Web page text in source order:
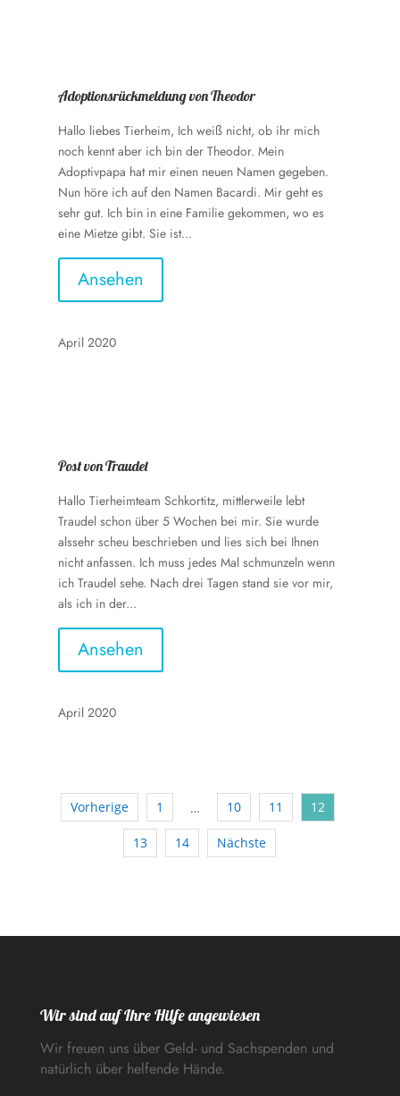
Adoptionsrückmeldung von Theodor
Hallo liebes Tierheim, Ich weiß nicht, ob ihr mich
noch kennt aber ich bin der Theodor. Mein
Adoptivpapa hat mir einen neuen Namen gegeben.
Nun höre ich auf den Namen Bacardi. Mir geht es
sehr gut. Ich bin in eine Familie gekommen, wo es
eine Mietze gibt. Sie ist...
Ansehen
April 2020
Post von Traudel
Hallo Tierheimteam Schkortitz, mittlerweile lebt
Traudel schon über 5 Wochen bei mir. Sie wurde
alssehr scheu beschrieben und lies sich bei Ihnen
nicht anfassen. Ich muss jedes Mal schmunzeln wenn
ich Traudel sehe. Nach drei Tagen stand sie vor mir,
als ich in der...
Ansehen
April 2020
Vorherige 1 … 10 11 12
13 14 Nächste
Wir sind auf Ihre Hilfe angewiesen
Wir freuen uns über Geld- und Sachspenden und
natürlich über helfende Hände.